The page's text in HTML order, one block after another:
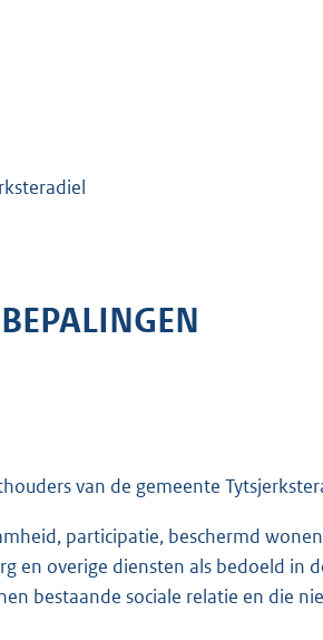
van de gemeente
participatie, beschermd
en overige diensten als bedoeld in
bestaande sociale relatie en die